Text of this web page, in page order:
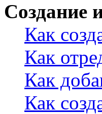
Создание
Как
Как
Как
Как